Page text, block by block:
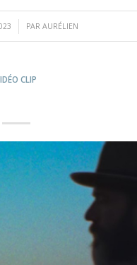
PARAURÉLIEN
CLIP